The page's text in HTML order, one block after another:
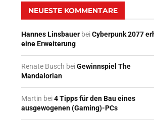
NEUESTE KOMMENTARE
Hannes Linsbauer beiCyberpunk 2077
eine Erweiterung
Renate Busch beiGewinnspiel The
Mandalorian
Martin bei4 Tipps für den Bau eines
ausgewogenen (Gaming)-PCs